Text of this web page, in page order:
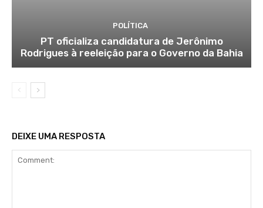
POLÍTICA
PT oficializa candidatura de Jerônimo
Rodrigues à reeleição para o Governo da Bahia
DEIXE UMA RESPOSTA